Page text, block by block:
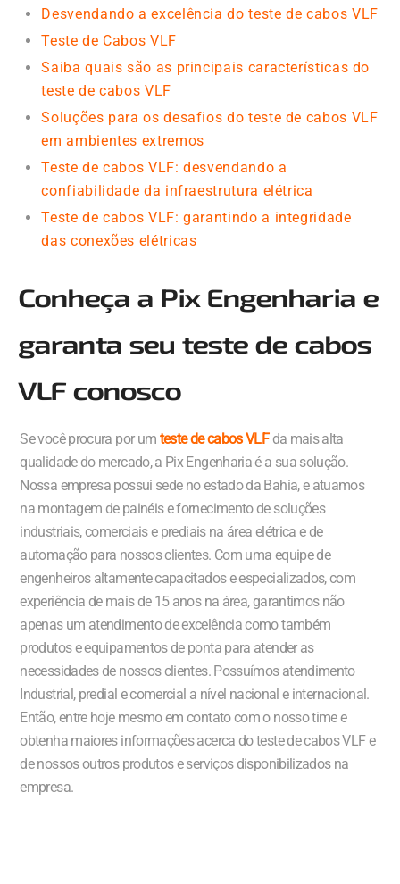
Desvendando a excelência do teste de cabos VLF
Teste de Cabos VLF
Saiba quais são as principais características do
teste de cabos VLF
Soluções para os desafios do teste de cabos VLF
em ambientes extremos
Teste de cabos VLF: desvendando a
confiabilidade da infraestrutura elétrica
Teste de cabos VLF: garantindo a integridade
das conexões elétricas
Conheça a Pix Engenharia e
garanta seu teste de cabos
VLF conosco
Se você procura por um teste de cabos VLFda mais alta
qualidade do mercado, a Pix Engenharia é a sua solução.
Nossa empresa possui sede no estado da Bahia, e atuamos
na montagem de painéis e fornecimento de soluções
industriais, comerciais e prediais na área elétrica e de
automação para nossos clientes. Com uma equipe de
engenheiros altamente capacitados e especializados, com
experiência de mais de 15 anos na área, garantimos não
apenas um atendimento de excelência como também
produtos e equipamentos de ponta para atender as
necessidades de nossos clientes. Possuímos atendimento
Industrial, predial e comercial a nível nacional e internacional.
Então, entre hoje mesmo em contato com o nosso time e
obtenha maiores informações acerca do teste de cabos VLF e
de nossos outros produtos e serviços disponibilizados na
empresa.